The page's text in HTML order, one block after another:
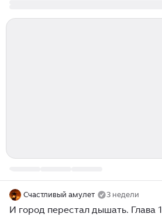
Счастливый амулет 3 недели
И город перестал дышать. Глава 1